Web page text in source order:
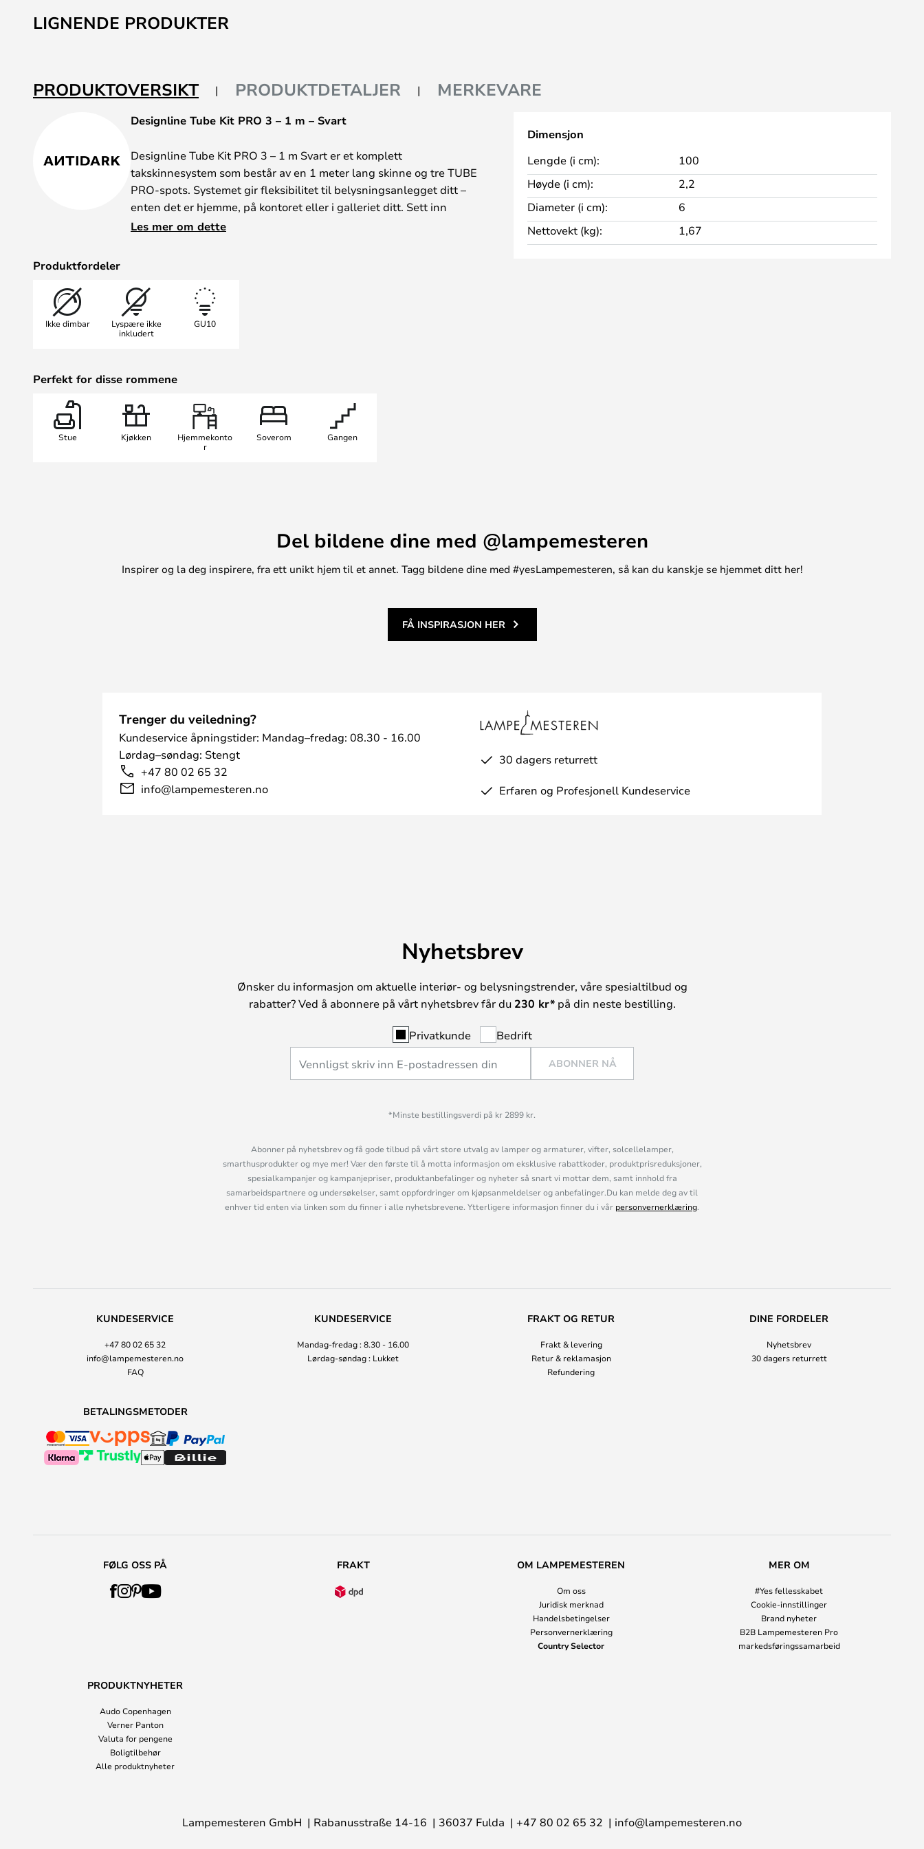
LIGNENDE PRODUKTER
PRODUKTOVERSIKT PRODUKTDETALJER MERKEVARE
Designline Tube Kit PRO 3 – 1 m – Svart
Designline Tube Kit PRO 3 – 1 m Svart er et komplett
takskinnesystem som består av en 1 meter lang skinne og tre TUBE
PRO-spots. Systemet gir fleksibilitet til belysningsanlegget ditt –
enten det er hjemme, på kontoret eller i galleriet ditt. Sett inn
pærene du ønsker, og fest spotlightene på ønsket sted.
Designline Kit 3, 1 m – 3 TUBE Pro-spotter med en 1 meter lang
skinne, inkl. startstykke
til å endre utseendet på spotten.
koblinger, oppheng og spotter.
Hvis du ønsker å legge til flere skinner, må du huske at du trenger
en kobling for å koble sammen skinnene.
Les mer om dette
Produktfordeler
Ikke dimbar
Lyspære ikke
inkludert
GU10
Perfekt for disse rommene
Stue Kjøkken
Hjemmekonto
r
Soverom Gangen
Dimensjon
Lengde (i cm):
100
Høyde (i cm):
2,2
Diameter (i cm):
6
Nettovekt (kg):
1,67
Del bildene dine med @lampemesteren
Inspirer og la deg inspirere, fra ett unikt hjem til et annet. Tagg bildene dine med #yesLampemesteren, så kan du kanskje se hjemmet ditt her!
FÅ INSPIRASJON HER
Trenger du veiledning?
Kundeservice åpningstider: Mandag–fredag: 08.30 - 16.00
Lørdag–søndag: Stengt
+47 80 02 65 32
info@lampemesteren.no
30 dagers returrett
Erfaren og Profesjonell Kundeservice
Nyhetsbrev
Ønsker du informasjon om aktuelle interiør- og belysningstrender, våre spesialtilbud og
rabatter? Ved å abonnere på vårt nyhetsbrev får du 230 kr*på din neste bestilling.
Privatkunde Bedrift
ABONNER NÅ
*Minste bestillingsverdi på kr 2899 kr.
Abonner på nyhetsbrev og få gode tilbud på vårt store utvalg av lamper og armaturer, vifter, solcellelamper,
smarthusprodukter og mye mer! Vær den første til å motta informasjon om eksklusive rabattkoder, produktprisreduksjoner,
spesialkampanjer og kampanjepriser, produktanbefalinger og nyheter så snart vi mottar dem, samt innhold fra
samarbeidspartnere og undersøkelser, samt oppfordringer om kjøpsanmeldelser og anbefalinger.Du kan melde deg av til
enhver tid enten via linken som du finner i alle nyhetsbrevene. Ytterligere informasjon finner du i vår personvernerklæring.
KUNDESERVICE
+47 80 02 65 32
info@lampemesteren.no
FAQ
KUNDESERVICE
Mandag-fredag : 8.30 - 16.00
Lørdag-søndag : Lukket
FRAKT OG RETUR
Frakt & levering
Retur & reklamasjon
Refundering
DINE FORDELER
Nyhetsbrev
30 dagers returrett
BETALINGSMETODER
FØLG OSS PÅ FRAKT OM LAMPEMESTEREN
Om oss
Juridisk merknad
Handelsbetingelser
Personvernerklæring
Country Selector
MER OM
#Yes fellesskabet
Cookie-innstillinger
Brand nyheter
B2B Lampemesteren Pro
markedsføringssamarbeid
PRODUKTNYHETER
Audo Copenhagen
Verner Panton
Valuta for pengene
Boligtilbehør
Alle produktnyheter
Lampemesteren GmbH Rabanusstraße 14-16 36037 Fulda +47 80 02 65 32 info@lampemesteren.no